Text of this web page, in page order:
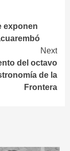
exponen
Next
del octavo
de la
Frontera